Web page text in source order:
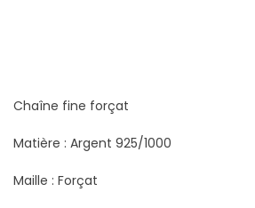
Chaîne fine forçat
Matière : Argent 925/1000
Maille : Forçat